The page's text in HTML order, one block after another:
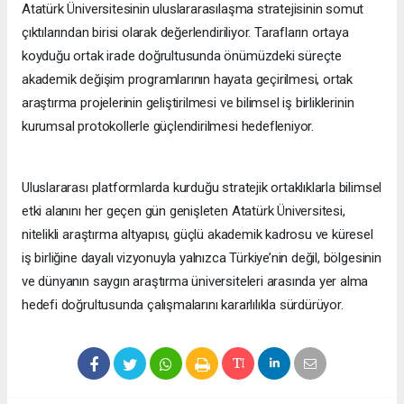
Atatürk Üniversitesinin uluslararasılaşma stratejisinin somut
çıktılarından birisi olarak değerlendiriliyor. Tarafların ortaya
koyduğu ortak irade doğrultusunda önümüzdeki süreçte
akademik değişim programlarının hayata geçirilmesi, ortak
araştırma projelerinin geliştirilmesi ve bilimsel iş birliklerinin
kurumsal protokollerle güçlendirilmesi hedefleniyor.
Uluslararası platformlarda kurduğu stratejik ortaklıklarla bilimsel
etki alanını her geçen gün genişleten Atatürk Üniversitesi,
nitelikli araştırma altyapısı, güçlü akademik kadrosu ve küresel
iş birliğine dayalı vizyonuyla yalnızca Türkiye’nin değil, bölgesinin
ve dünyanın saygın araştırma üniversiteleri arasında yer alma
hedefi doğrultusunda çalışmalarını kararlılıkla sürdürüyor.